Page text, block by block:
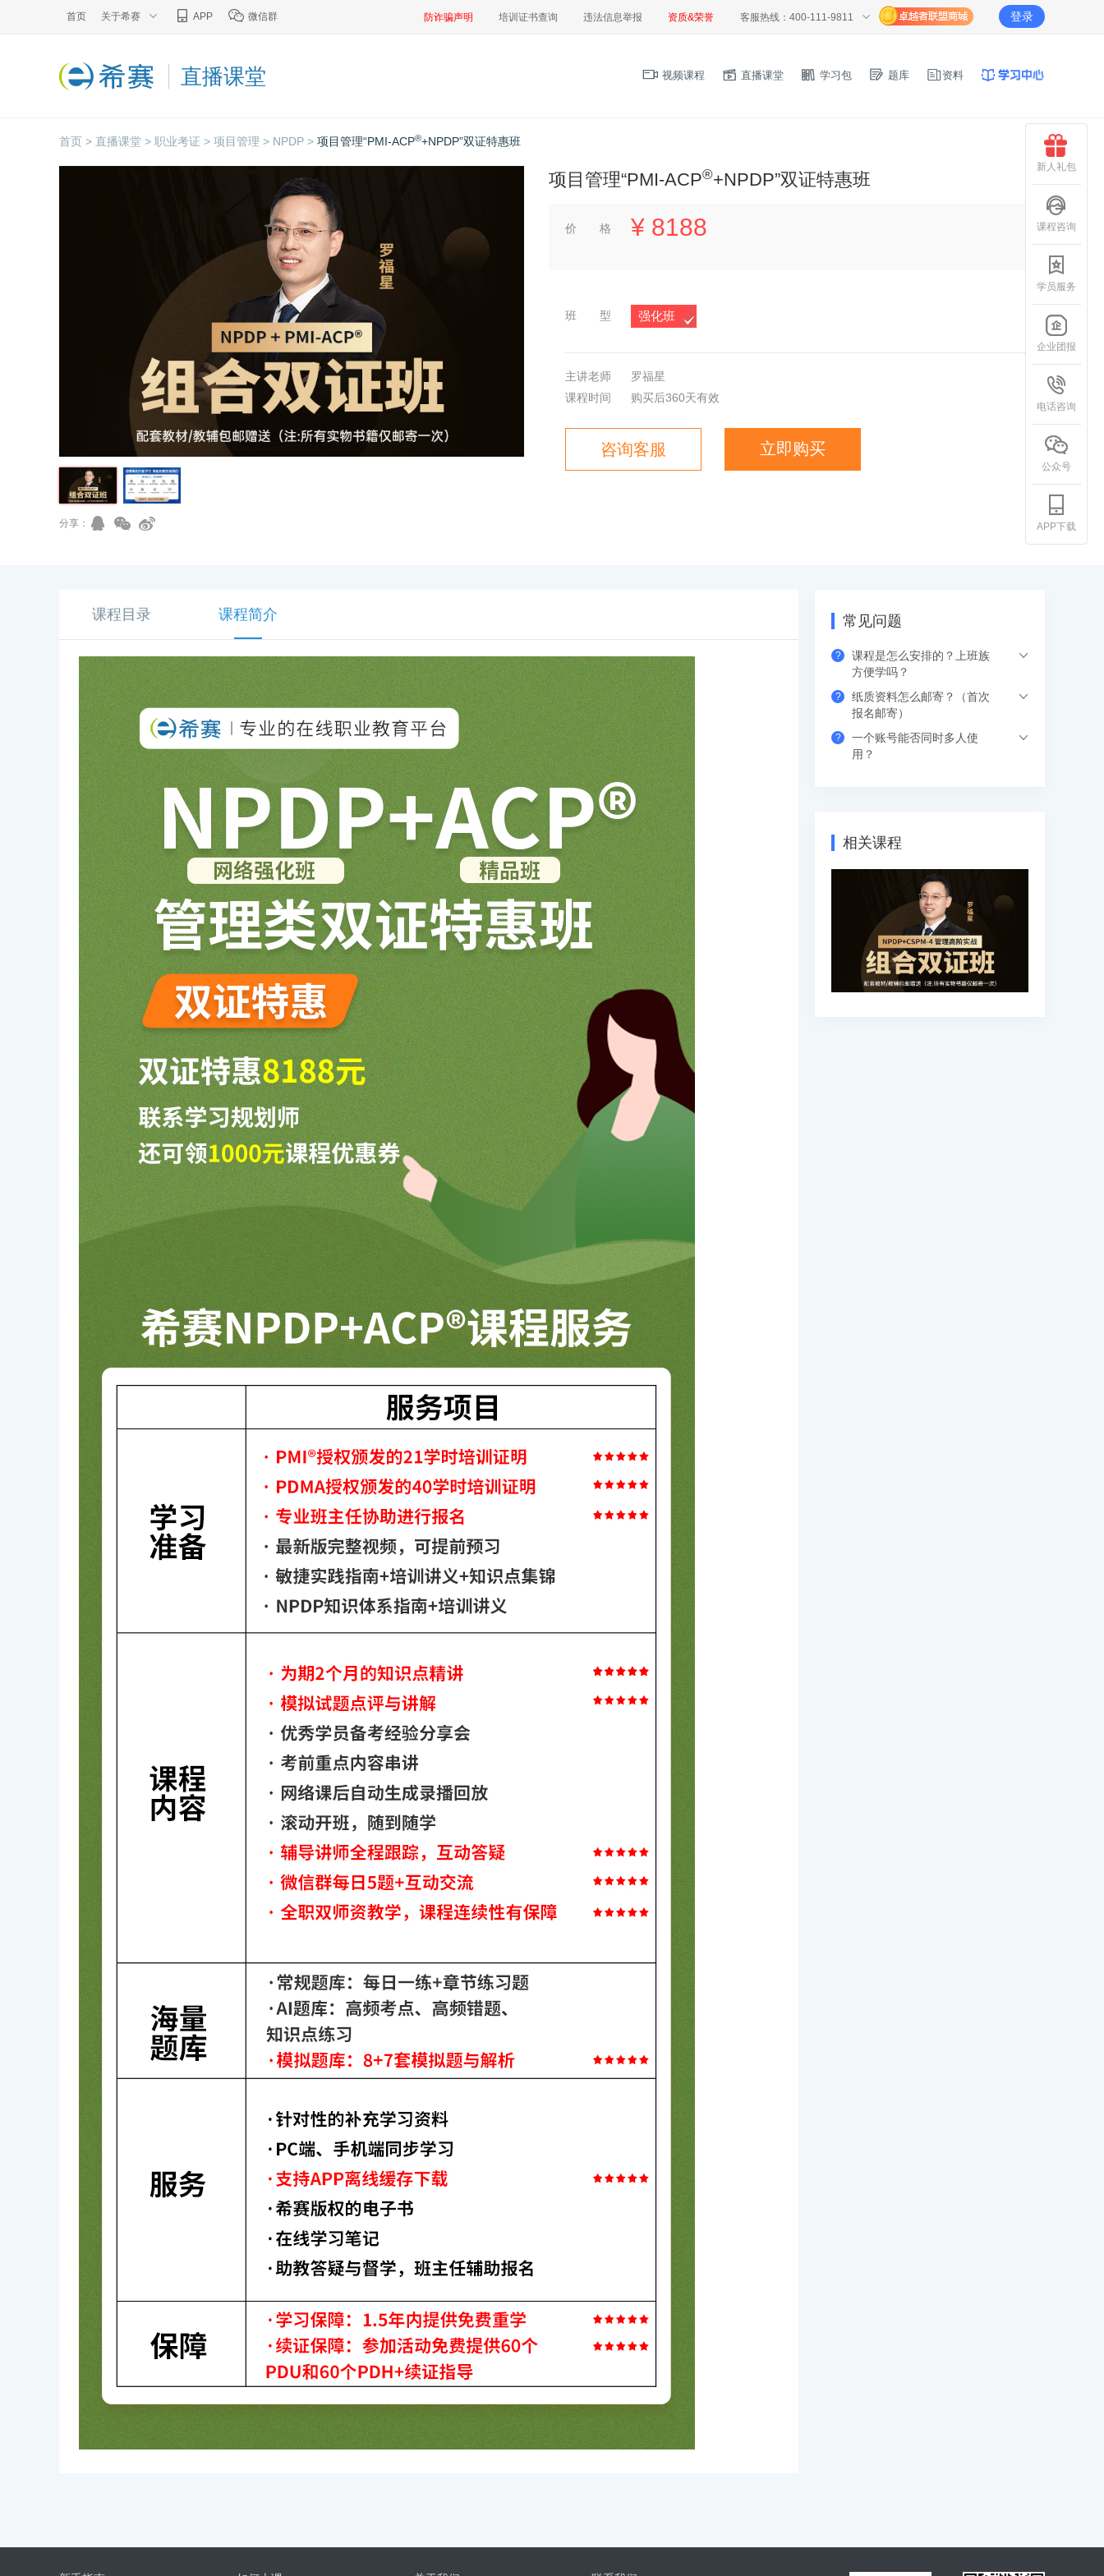
首页 关于希赛 APP 微信群 防诈骗声明 培训证书查询 违法信息举报 资质&荣誉 客服热线：400-111-9811 登录
直播课堂 视频课程 直播课堂 学习包 题库 资料
首页 > 直播课堂 > 职业考证 > 项目管理 > NPDP > 项目管理“PMI-ACP®+NPDP”双证特惠班
分享：
项目管理“PMI-ACP®+NPDP”双证特惠班
价 格 ¥ 8188
班 型 强化班
主讲老师
罗福星
课程时间
购买后360天有效
咨询客服 立即购买
课程目录 课程简介 常见问题
?
课程是怎么安排的？上班族
方便学吗？
希赛的直播课程都是安排在工作日的晚上
果错过网络课，也可以看回放，可反复进
?
纸质资料怎么邮寄？（首次
报名邮寄）
支付成功后请填写收货地址信息，资料/图
?
一个账号能否同时多人使
用？
备，超出数量自动踢出最早登录的设备。
相关课程
新人礼包
课程咨询
学员服务
企业团报
电话咨询
公众号
APP下载